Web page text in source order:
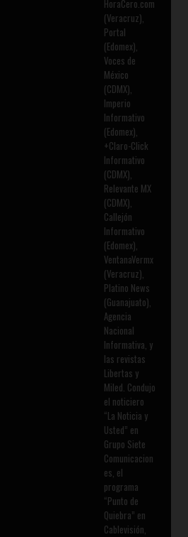
HoraCero.com
(Veracruz),
Portal
(Edomex),
Voces de
México
(CDMX),
Imperio
Informativo
(Edomex),
+Claro-Click
Informativo
(CDMX),
Relevante MX
(CDMX),
Callejón
Informativo
(Edomex),
VentanaVermx
(Veracruz),
Platino News
(Guanajuato),
Agencia
Nacional
Informativa, y
las revistas
Libertas y
Miled. Condujo
el noticiero
“La Noticia y
Usted” en
Grupo Siete
Comunicacion
es, el
programa
“Punto de
Quiebra” en
Cablevisión,